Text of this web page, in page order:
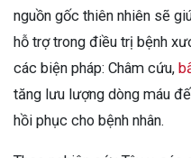
nguồn gốc thiên nhiên sẽ
hỗ trợ trong điều trị bệnh
các biện pháp: Châm cứu,
tăng lưu lượng dòng máu
hồi phục cho bệnh nhân.